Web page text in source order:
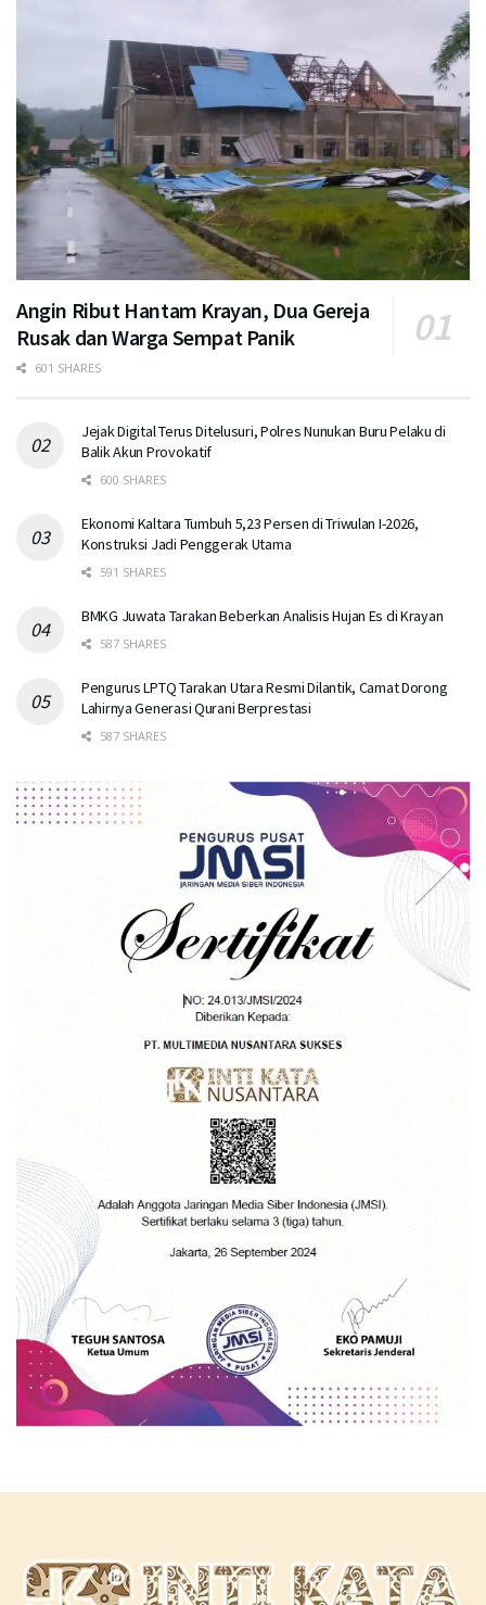
Angin Ribut Hantam Krayan, Dua Gereja
Rusak dan Warga Sempat Panik
601 SHARES
Jejak Digital Terus Ditelusuri, Polres Nunukan Buru Pelaku di
Balik Akun Provokatif
600 SHARES
Ekonomi Kaltara Tumbuh 5,23 Persen di Triwulan I-2026,
Konstruksi Jadi Penggerak Utama
591 SHARES
BMKG Juwata Tarakan Beberkan Analisis Hujan Es di Krayan
587 SHARES
Pengurus LPTQ Tarakan Utara Resmi Dilantik, Camat Dorong
Lahirnya Generasi Qurani Berprestasi
587 SHARES